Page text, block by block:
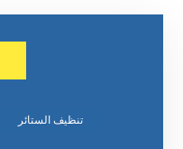
تنظيف الستائر